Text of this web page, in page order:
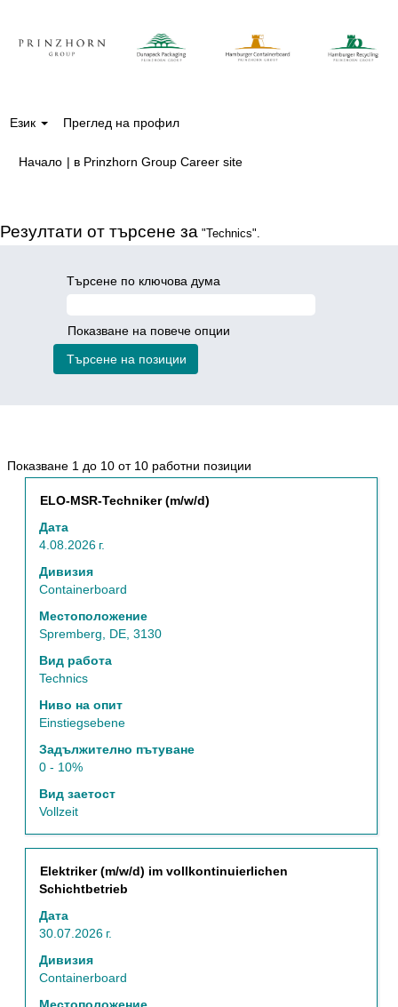
Език Преглед на профил
Начало | в Prinzhorn Group Career site(настояща
Резултати от търсене за "Technics".
Търсене по ключова дума
Показване на повече опции
Показване 1 до 10 от 10 работни позиции
от
задания.
да
Позиция
ELO-MSR-Techniker (m/w/d)
Дата
4.08.2026 г.
Дивизия
Containerboard
Местоположение
Spremberg, DE, 3130
Вид работа
Technics
Ниво на опит
Einstiegsebene
Задължително пътуване
0 - 10%
Вид заетост
Vollzeit
Изберете
бутона
за
интервал,
за
прегледате
пълното
съдържание
на
за
задание.
Позиция
Elektriker (m/w/d) im vollkontinuierlichen
Schichtbetrieb
Дата
30.07.2026 г.
Дивизия
Containerboard
Изберете
с
за
интервал,
за
да